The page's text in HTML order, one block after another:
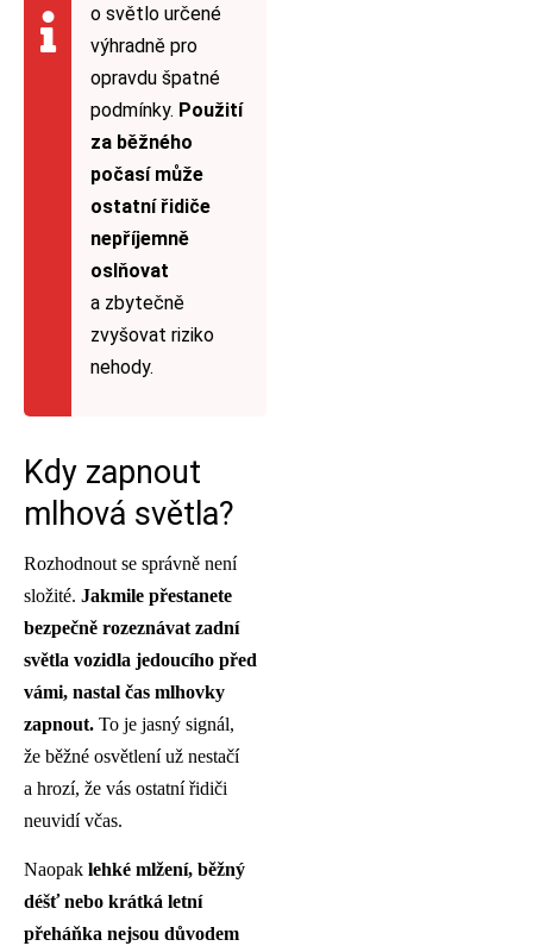
o světlo určené
výhradně pro
opravdu špatné
podmínky. Použití
za běžného
počasí může
ostatní řidiče
nepříjemně
oslňovat
a zbytečně
zvyšovat riziko
nehody.
Kdy zapnout
mlhová světla?
Rozhodnout se správně není
složité. Jakmile přestanete
bezpečně rozeznávat zadní
světla vozidla jedoucího před
vámi, nastal čas mlhovky
zapnout. To je jasný signál,
že běžné osvětlení už nestačí
a hrozí, že vás ostatní řidiči
neuvidí včas.
Naopak lehké mlžení, běžný
déšť nebo krátká letní
přeháňka nejsou důvodem